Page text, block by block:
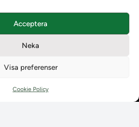
Acceptera
Neka
Visa preferenser
Cookie Policy
studenters Ladoksupport